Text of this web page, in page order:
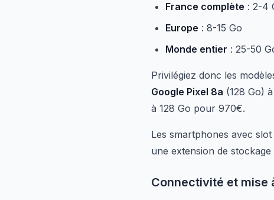
France complète : 2-4
Europe : 8-15 Go
Monde entier : 25-50
Privilégiez donc les
Google Pixel 8a (128 Go)
à 128 Go pour 970€.
Les smartphones avec
une extension de
Connectivité et mise